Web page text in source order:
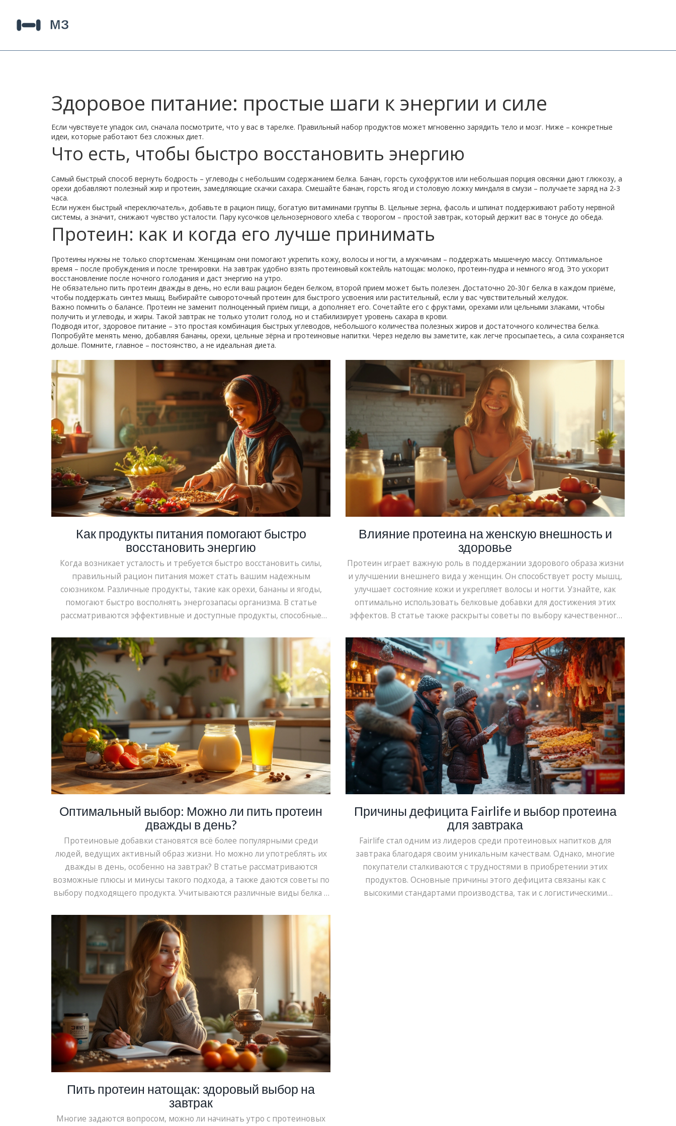
Здоровое питание: простые шаги к энергии и силе
Если чувствуете упадок сил, сначала посмотрите, что у вас в тарелке. Правильный набор продуктов может мгновенно зарядить тело и мозг. Ниже – конкретные
идеи, которые работают без сложных диет.
Что есть, чтобы быстро восстановить энергию
Самый быстрый способ вернуть бодрость – углеводы с небольшим содержанием белка. Банан, горсть сухофруктов или небольшая порция овсянки дают глюкозу, а
орехи добавляют полезный жир и протеин, замедляющие скачки сахара. Смешайте банан, горсть ягод и столовую ложку миндаля в смузи – получаете заряд на 2‑3
часа.
Если нужен быстрый «переключатель», добавьте в рацион пищу, богатую витаминами группы B. Цельные зерна, фасоль и шпинат поддерживают работу нервной
системы, а значит, снижают чувство усталости. Пару кусочков цельнозернового хлеба с творогом – простой завтрак, который держит вас в тонусе до обеда.
Протеин: как и когда его лучше принимать
Протеины нужны не только спортсменам. Женщинам они помогают укрепить кожу, волосы и ногти, а мужчинам – поддержать мышечную массу. Оптимальное
время – после пробуждения и после тренировки. На завтрак удобно взять протеиновый коктейль натощак: молоко, протеин‑пудра и немного ягод. Это ускорит
восстановление после ночного голодания и даст энергию на утро.
Не обязательно пить протеин дважды в день, но если ваш рацион беден белком, второй прием может быть полезен. Достаточно 20‑30 г белка в каждом приёме,
чтобы поддержать синтез мышц. Выбирайте сывороточный протеин для быстрого усвоения или растительный, если у вас чувствительный желудок.
Важно помнить о балансе. Протеин не заменит полноценный приём пищи, а дополняет его. Сочетайте его с фруктами, орехами или цельными злаками, чтобы
получить и углеводы, и жиры. Такой завтрак не только утолит голод, но и стабилизирует уровень сахара в крови.
Подводя итог, здоровое питание – это простая комбинация быстрых углеводов, небольшого количества полезных жиров и достаточного количества белка.
Попробуйте менять меню, добавляя бананы, орехи, цельные зёрна и протеиновые напитки. Через неделю вы заметите, как легче просыпаетесь, а сила сохраняется
дольше. Помните, главное – постоянство, а не идеальная диета.
Как продукты питания помогают быстро
восстановить энергию
Когда возникает усталость и требуется быстро восстановить силы,
правильный рацион питания может стать вашим надежным
союзником. Различные продукты, такие как орехи, бананы и ягоды,
помогают быстро восполнять энергозапасы организма. В статье
рассматриваются эффективные и доступные продукты, способные
практические советы по применению этих продуктов в повседневной
жизни.
Влияние протеина на женскую внешность и
здоровье
Протеин играет важную роль в поддержании здорового образа жизни
и улучшении внешнего вида у женщин. Он способствует росту мышц,
улучшает состояние кожи и укрепляет волосы и ногти. Узнайте, как
оптимально использовать белковые добавки для достижения этих
эффектов. В статье также раскрыты советы по выбору качественного
Оптимальный выбор: Можно ли пить протеин
дважды в день?
Протеиновые добавки становятся всё более популярными среди
людей, ведущих активный образ жизни. Но можно ли употреблять их
дважды в день, особенно на завтрак? В статье рассматриваются
возможные плюсы и минусы такого подхода, а также даются советы по
выбору подходящего продукта. Учитываются различные виды белка и
Причины дефицита Fairlife и выбор протеина
для завтрака
Fairlife стал одним из лидеров среди протеиновых напитков для
завтрака благодаря своим уникальным качествам. Однако, многие
покупатели сталкиваются с трудностями в приобретении этих
продуктов. Основные причины этого дефицита связаны как с
высокими стандартами производства, так и с логистическими
Пить протеин натощак: здоровый выбор на
завтрак
Многие задаются вопросом, можно ли начинать утро с протеиновых